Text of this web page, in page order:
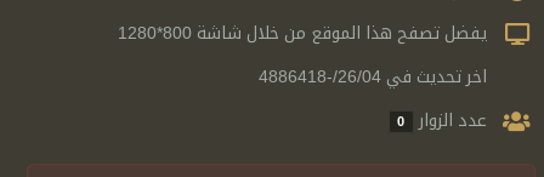
يفضل تصفح هذا الموقع من خلال شاشة 800*1280
اخر تحديث في 26/04/-4886418
عدد الزوار 0